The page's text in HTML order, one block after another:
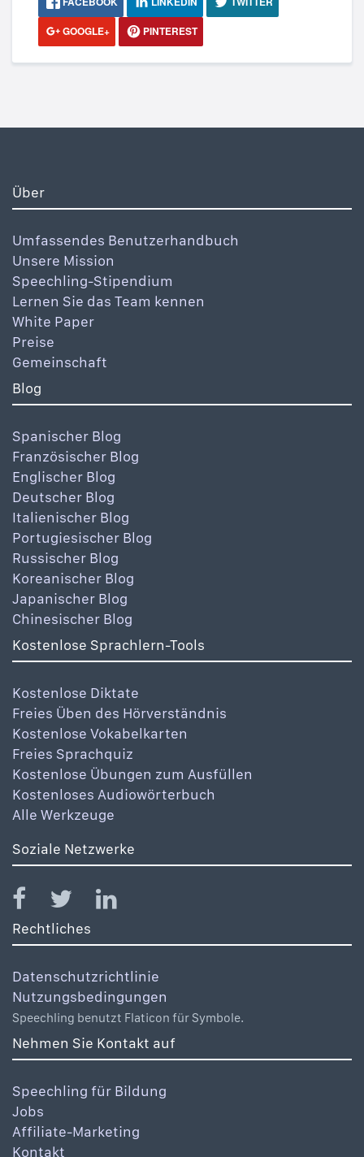
GOOGLE+
PINTEREST
Über
Umfassendes Benutzerhandbuch
Unsere Mission
Speechling-Stipendium
Lernen Sie das Team kennen
White Paper
Preise
Gemeinschaft
Blog
Spanischer Blog
Französischer Blog
Englischer Blog
Deutscher Blog
Italienischer Blog
Portugiesischer Blog
Russischer Blog
Koreanischer Blog
Japanischer Blog
Chinesischer Blog
Kostenlose Sprachlern-Tools
Kostenlose Diktate
Freies Üben des Hörverständnis
Kostenlose Vokabelkarten
Freies Sprachquiz
Kostenlose Übungen zum Ausfüllen
Kostenloses Audiowörterbuch
Alle Werkzeuge
Soziale Netzwerke
Rechtliches
Datenschutzrichtlinie
Nutzungsbedingungen
Speechling benutzt Flaticon für Symbole.
Nehmen Sie Kontakt auf
Speechling für Bildung
Jobs
Affiliate-Marketing
Kontakt